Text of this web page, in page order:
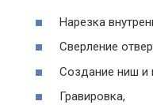
Нарезка
Сверление
Создание ниш и
Гравировка,